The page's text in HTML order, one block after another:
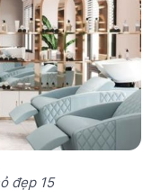
đẹp 15